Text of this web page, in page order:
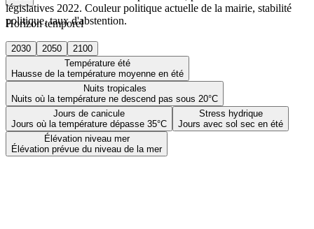
Horizon temporel
2030 2050
2100
Température été
Hausse de la température moyenne en été
Nuits tropicales
Nuits où la température ne descend pas sous 20°C
Jours de canicule
Jours où la température dépasse 35°C
Stress hydrique
Jours avec sol sec en été
Élévation niveau mer
Élévation prévue du niveau de la mer
législatives 2022. Couleur politique actuelle de la mairie, stabilité
politique, taux d'abstention.